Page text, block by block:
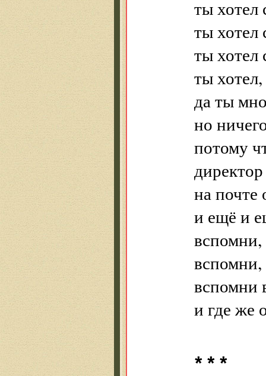
ты хотел
ты хотел
ты хотел
ты
да ты
но
потому
на почте
и ещё и
вспомни,
вспомни,
вспомни
и где же
* * *